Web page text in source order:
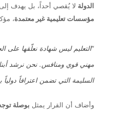
الدولة لا يُقصي أحداً، بل يهدف إلى
مؤسسات تعليمية غير معتمدة،
“التعليم ليس شهادة نعلّقها على
مهني قوي ومنافس. نحن نرشد
السليمة التي تضمن اعترافاً دولياً
وأضاف أن القرار يمثل بوصلة